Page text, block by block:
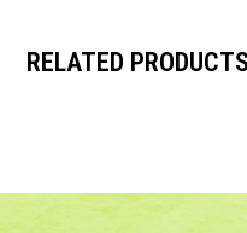
RELATED PRODUCTS